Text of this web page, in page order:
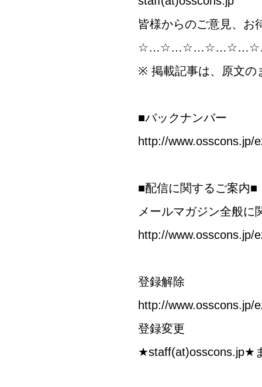
皆様からのご意見、お
※ 掲載記事は、原文の
■バックナンバー
http://www.osscons.jp/
■配信に関するご案内■
メールマガジン全般に
http://www.osscons.jp/
登録解除
http://www.osscons.jp/
登録変更
★staff(at)osscons.jp★